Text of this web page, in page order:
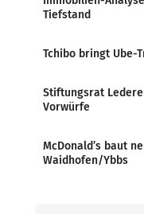
Tiefstand
Tchibo bringt Ube-
Stiftungsrat
Vorwürfe
McDonald’s baut
Waidhofen/Ybbs